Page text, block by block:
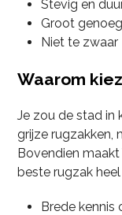
Stevig en
Groot genoeg
Niet te zwaar
Waarom
Je zou de stad in
grijze rugzakken,
Bovendien
beste rugzak
Brede kennis